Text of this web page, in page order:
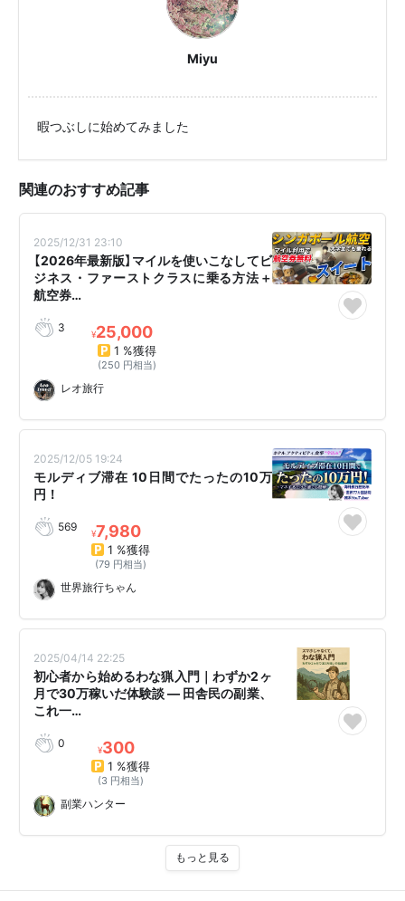
Miyu
暇つぶしに始めてみました
関連のおすすめ記事
2025/12/31 23:10
【2026年最新版】マイルを使いこなしてビ
ジネス・ファーストクラスに乗る方法＋
航空券…
3 ¥25,000
1 %獲得
(250 円相当)
レオ旅行
2025/12/05 19:24
モルディブ滞在 10日間でたったの10万
円！
569 ¥7,980
1 %獲得
(79 円相当)
世界旅行ちゃん
2025/04/14 22:25
初心者から始めるわな猟入門｜わずか2ヶ
月で30万稼いだ体験談 ― 田舎民の副業、
これ一…
0 ¥300
1 %獲得
(3 円相当)
副業ハンター
もっと見る